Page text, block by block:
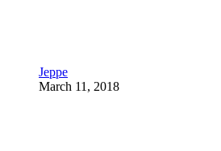
Jeppe
March 11, 2018